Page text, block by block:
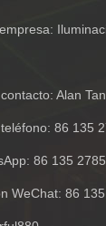
Alan
86 135
86 135
WeChat: 86